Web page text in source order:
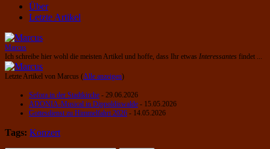
Über
Letzte Artikel
Marcus
Ich schreibe hier wohl die meisten Artikel und hoffe, dass Ihr etwas Interessantes findet ...
Letzte Artikel von Marcus (Alle anzeigen)
Sefora in der Stadtkirche - 29.06.2026
ADONIA-Musical in Dippoldiswalde - 15.05.2026
Gottesdienst zu Himmelfahrt 2026 - 14.05.2026
Tags: Konzert